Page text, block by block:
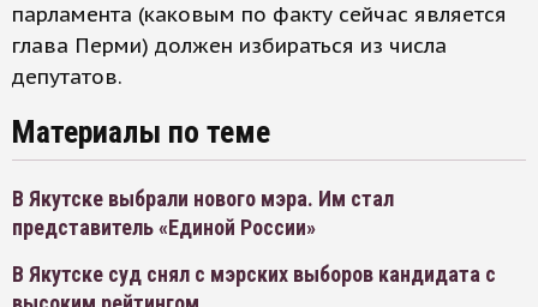
парламента (каковым по факту сейчас является
глава Перми) должен избираться из числа
депутатов.
Материалы по теме
В Якутске выбрали нового мэра. Им стал
представитель «Единой России»
В Якутске суд снял с мэрских выборов кандидата с